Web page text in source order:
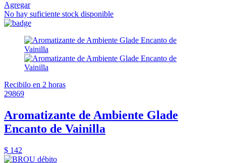
Agregar
No hay suficiente stock disponible
Recibilo en 2 horas
29869
Aromatizante de Ambiente Glade
Encanto de Vainilla
$ 142